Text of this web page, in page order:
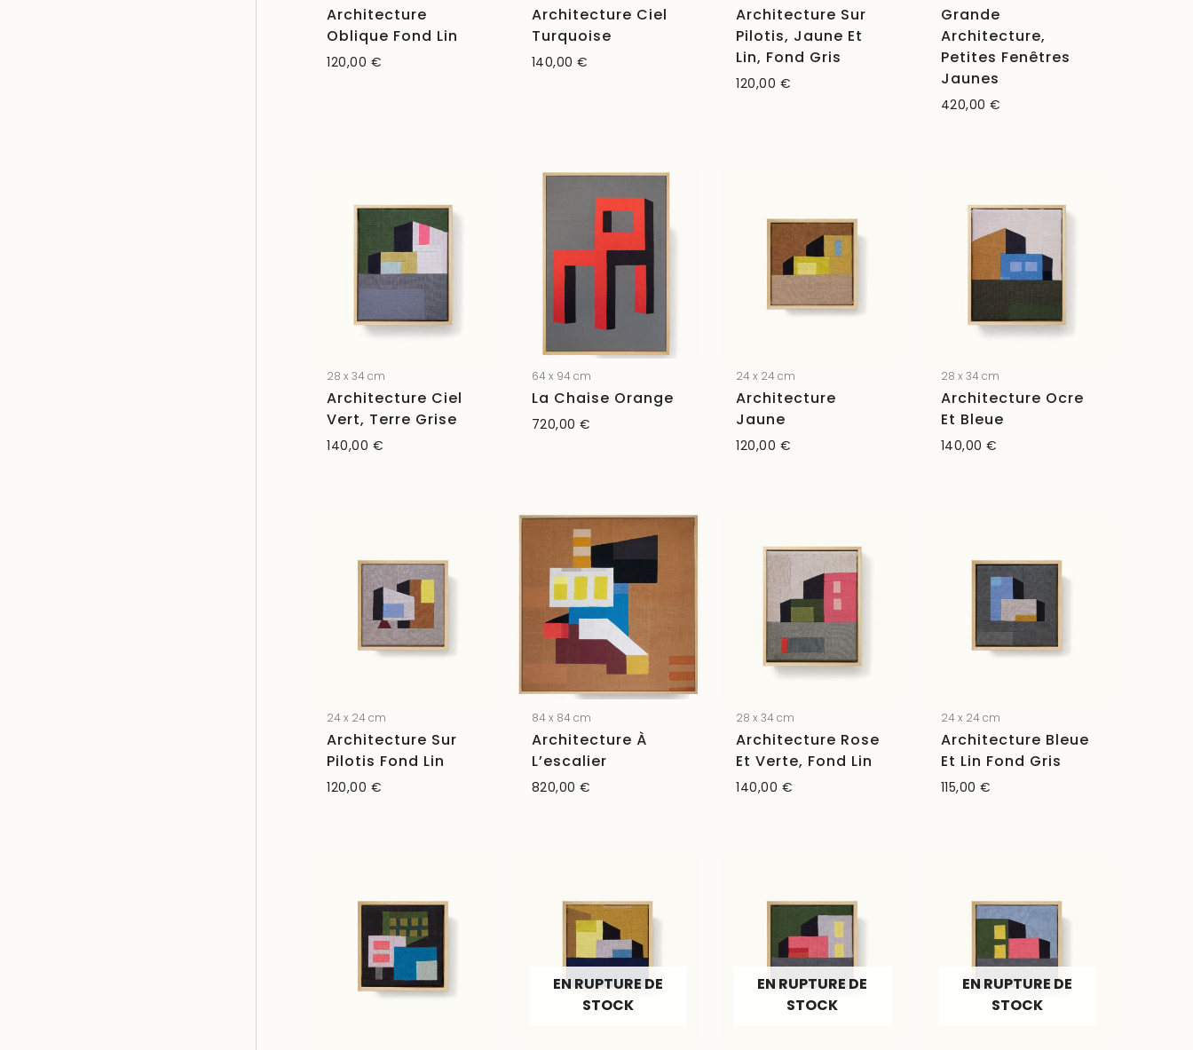
Architecture
Oblique Fond Lin
120,00 €
Architecture Ciel
Turquoise
140,00€
Architecture Sur
Pilotis, Jaune Et
Lin, Fond Gris
120,00 €
Grande
Architecture,
Petites Fenêtres
Jaunes
420,00€
28 x 34 cm
Architecture Ciel
Vert, Terre Grise
140,00 €
64 x 94 cm
La Chaise Orange
720,00€
24 x 24 cm
Architecture
Jaune
120,00 €
28 x 34 cm
Architecture Ocre
Et Bleue
140,00€
24 x 24 cm
Architecture Sur
Pilotis Fond Lin
120,00 €
84 x 84 cm
Architecture À
L’escalier
820,00€
28 x 34 cm
Architecture Rose
Et Verte, Fond Lin
140,00 €
24 x 24 cm
Architecture Bleue
Et Lin Fond Gris
115,00€
EN RUPTURE DE
STOCK
EN RUPTURE DE
STOCK
EN RUPTURE DE
STOCK